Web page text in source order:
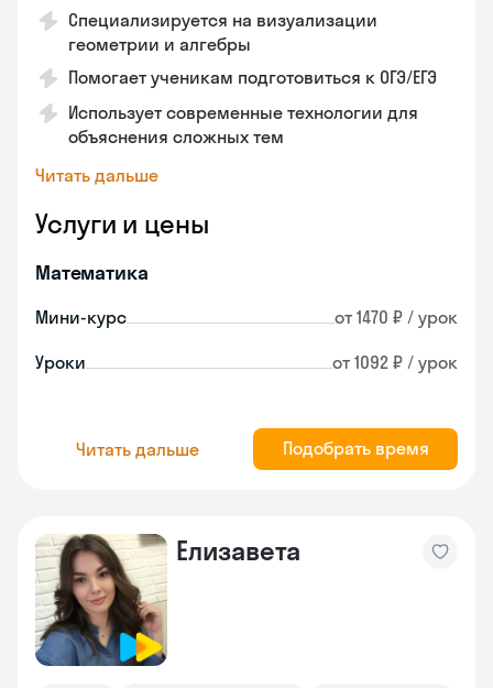
Специализируется на визуализации
геометрии и алгебры
Помогает ученикам подготовиться к ОГЭ/ЕГЭ
Использует современные технологии для
объяснения сложных тем
Читать дальше
Услуги и цены
Математика
Мини-курс от 1470 ₽ / урок
Уроки от 1092 ₽ / урок
Читать дальше Подобрать время
Елизавета